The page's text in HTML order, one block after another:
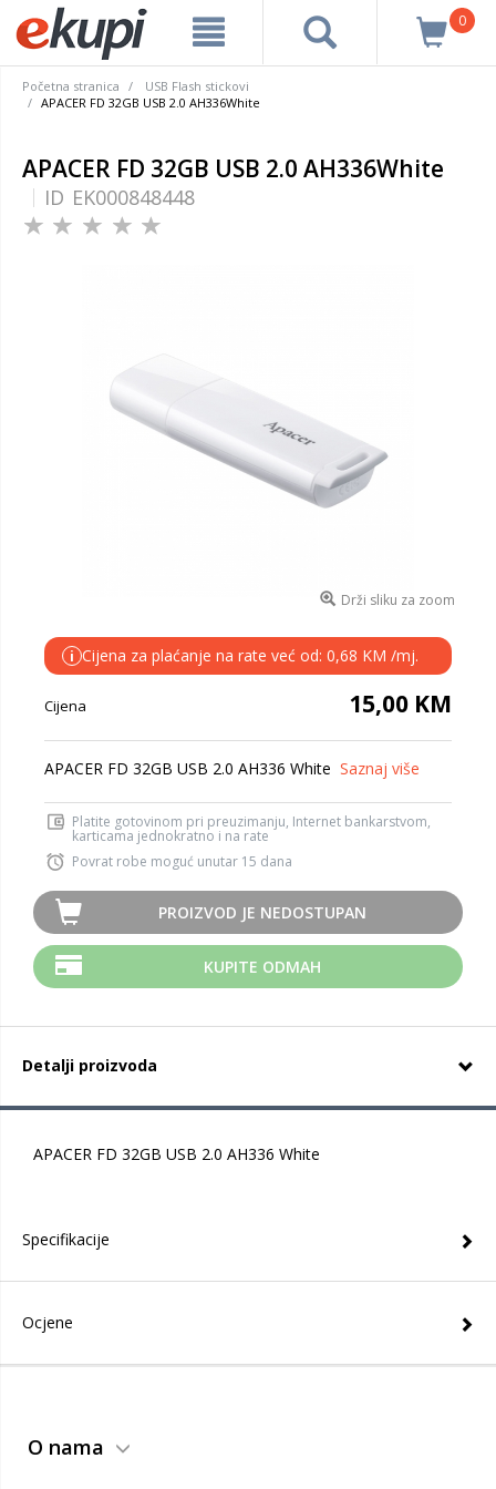
0
Početna stranica
USB Flash stickovi
APACER FD 32GB USB 2.0 AH336White
APACER FD 32GB USB 2.0 AH336White
ID EK000848448
Drži sliku za zoom
i Cijena za plaćanje na rate već od: 0,68 KM /mj.
Cijena 15,00 KM
APACER FD 32GB USB 2.0 AH336 White Saznaj više
Platite gotovinom pri preuzimanju, Internet bankarstvom,
karticama jednokratno i na rate
Povrat robe moguć unutar 15 dana
PROIZVOD JE NEDOSTUPAN
KUPITE ODMAH
Detalji proizvoda
APACER FD 32GB USB 2.0 AH336 White
Specifikacije
Ocjene
O nama